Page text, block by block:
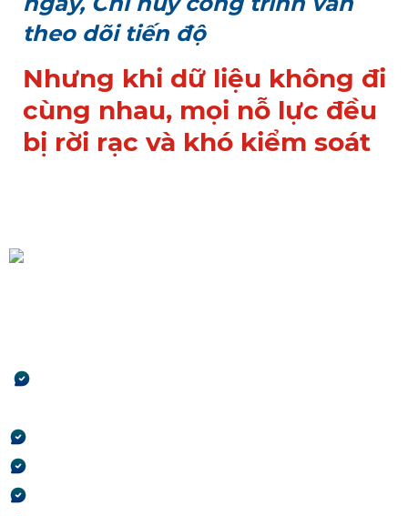
theo dõi tiến độ
Nhưng khi dữ liệu không đi
cùng nhau, mọi nỗ lực đều
bị rời rạc và khó kiểm soát